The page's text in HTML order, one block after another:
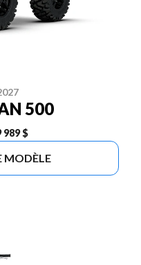
500
989 $
MODÈLE